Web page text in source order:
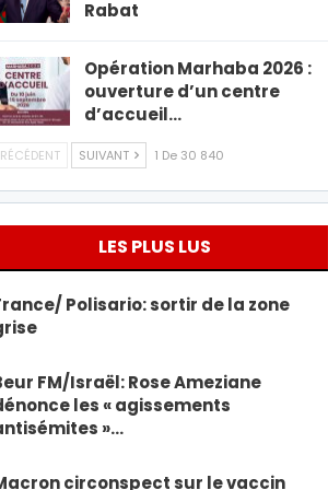
Rabat
Opération Marhaba 2026 :
ouverture d’un centre
d’accueil…
SUIVANT 1 De 30 840
LES PLUS LUS
Polisario: sortir de la zone
FM/Israël: Rose Ameziane
les « agissements
»…
circonspect sur le vaccin